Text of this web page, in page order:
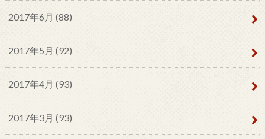
2017年6月 (88)
2017年5月 (92)
2017年4月 (93)
2017年3月 (93)